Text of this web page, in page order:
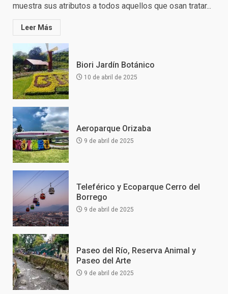
muestra sus atributos a todos aquellos que osan tratar...
Leer Más
Biori Jardín Botánico
10 de abril de 2025
Aeroparque Orizaba
9 de abril de 2025
Teleférico y Ecoparque Cerro del
Borrego
9 de abril de 2025
Paseo del Río, Reserva Animal y
Paseo del Arte
9 de abril de 2025